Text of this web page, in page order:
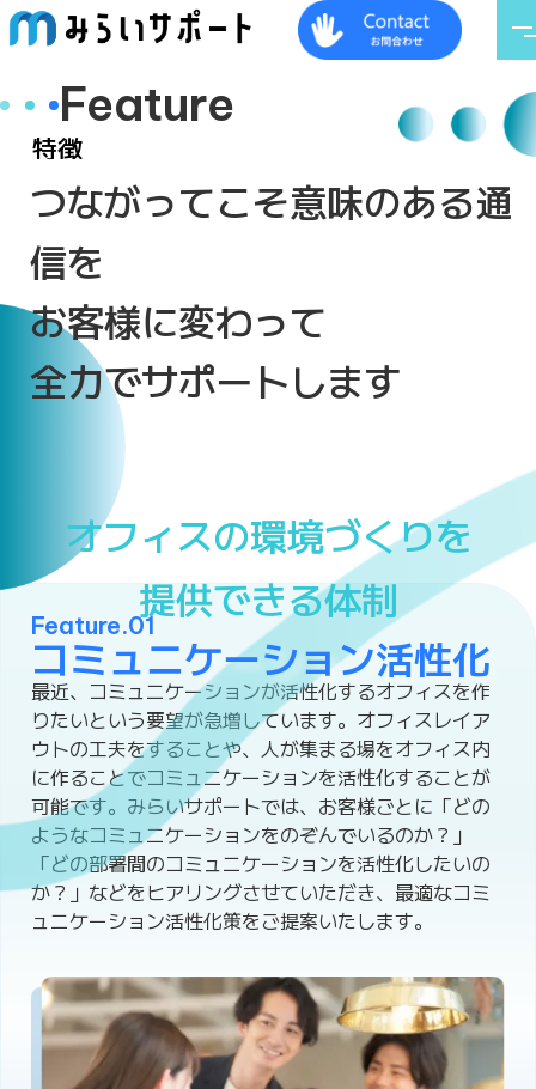
Feature
特徴
つながってこそ意味のある通
信を
お客様に変わって
全力でサポートします
オフィスの環境づくりを
提供できる体制
Feature.01
コミュニケーション活性化
最近、コミュニケーションが活性化するオフィスを作
りたいという要望が急増しています。オフィスレイア
ウトの工夫をすることや、人が集まる場をオフィス内
に作ることでコミュニケーションを活性化することが
可能です。みらいサポートでは、お客様ごとに「どの
ようなコミュニケーションをのぞんでいるのか？」
「どの部署間のコミュニケーションを活性化したいの
か？」などをヒアリングさせていただき、最適なコミ
ュニケーション活性化策をご提案いたします。